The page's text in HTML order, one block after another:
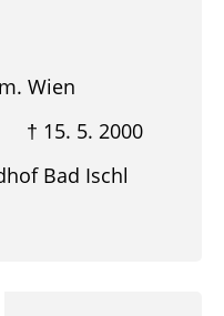
Wien
5. 2000
Bad Ischl